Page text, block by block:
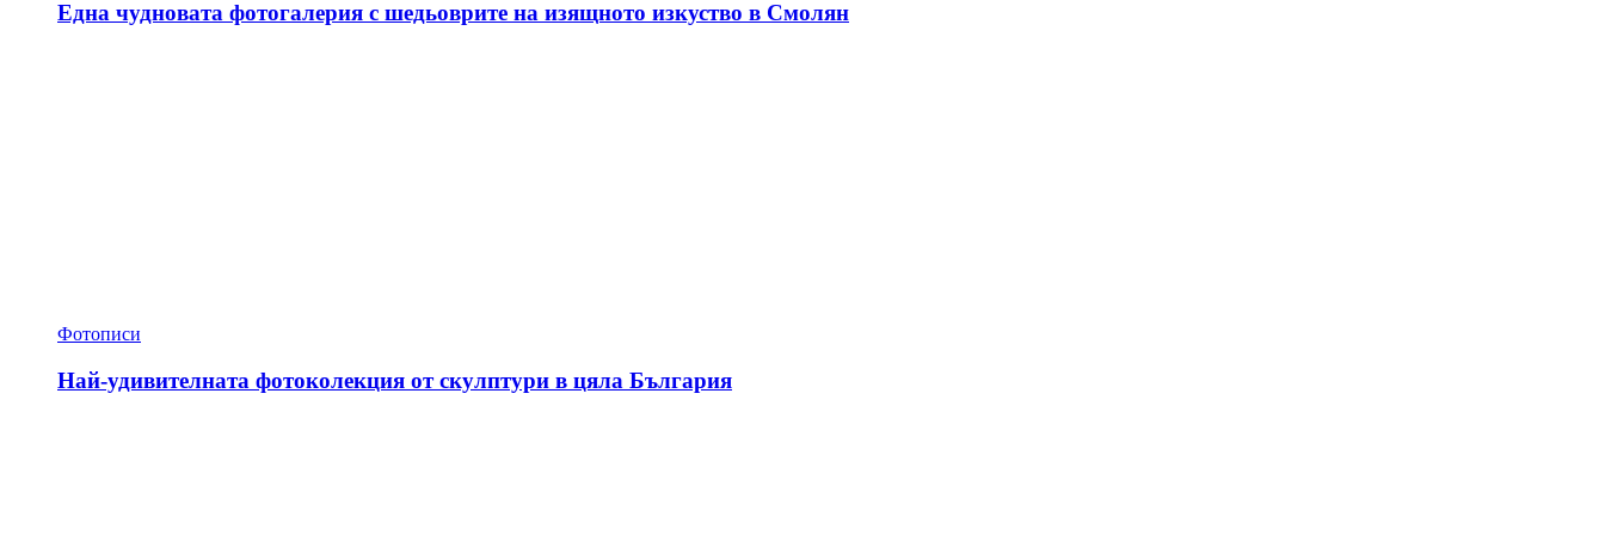
Една чудновата фотогалерия с шедьоврите на изящното изкуство в Смолян
Фотописи
Най-удивителната фотоколекция от скулптури в цяла България